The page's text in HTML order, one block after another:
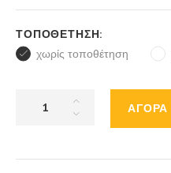
ΤΟΠΟΘΈΤΗΣΗ:
χωρίς τοποθέτηση
ΑΓΟΡΑ